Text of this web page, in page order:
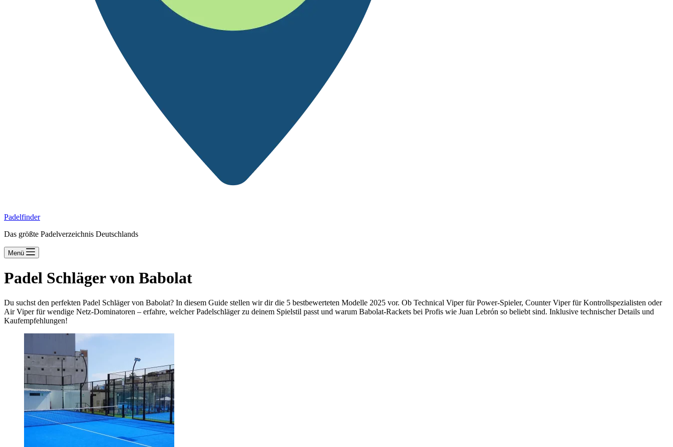
Padelfinder
Das größte Padelverzeichnis Deutschlands
Menü
Padel Schläger von Babolat
Du suchst den perfekten Padel Schläger von Babolat? In diesem Guide stellen wir dir die 5 bestbewerteten Modelle 2025 vor. Ob Technical Viper für Power-Spieler, Counter Viper für Kontrollspezialisten oder
Air Viper für wendige Netz-Dominatoren – erfahre, welcher Padelschläger zu deinem Spielstil passt und warum Babolat-Rackets bei Profis wie Juan Lebrón so beliebt sind. Inklusive technischer Details und
Kaufempfehlungen!